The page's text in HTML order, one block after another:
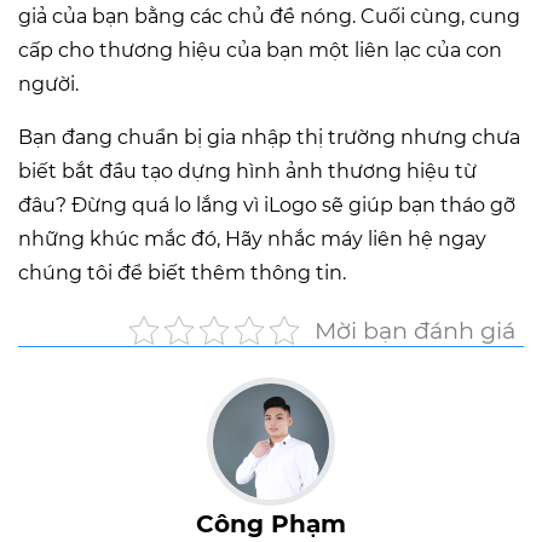
giả của bạn bằng các chủ đề nóng. Cuối cùng, cung
cấp cho thương hiệu của bạn một liên lạc của con
người.
Bạn đang chuẩn bị gia nhập thị trường nhưng chưa
biết bắt đầu tạo dựng hình ảnh thương hiệu từ
đâu? Đừng quá lo lắng vì iLogo sẽ giúp bạn tháo gỡ
những khúc mắc đó, Hãy nhắc máy liên hệ ngay
chúng tôi để biết thêm thông tin.
Mời bạn đánh giá
Công Phạm